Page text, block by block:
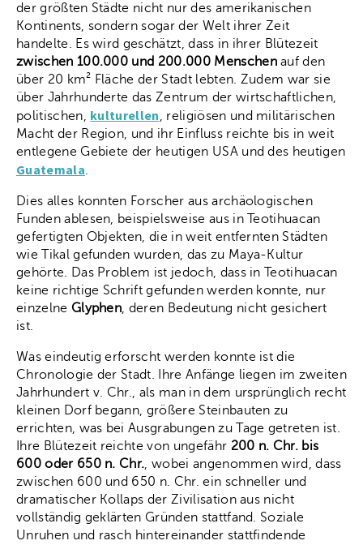
der größten Städte nicht nur des amerikanischen
Kontinents, sondern sogar der Welt ihrer Zeit
handelte. Es wird geschätzt, dass in ihrer Blütezeit
zwischen 100.000 und 200.000 Menschenauf den
über 20 km² Fläche der Stadt lebten. Zudem war sie
über Jahrhunderte das Zentrum der wirtschaftlichen,
politischen, kulturellen, religiösen und militärischen
Macht der Region, und ihr Einfluss reichte bis in weit
entlegene Gebiete der heutigen USA und des heutigen
Guatemala.
Dies alles konnten Forscher aus archäologischen
Funden ablesen, beispielsweise aus in Teotihuacan
gefertigten Objekten, die in weit entfernten Städten
wie Tikal gefunden wurden, das zu Maya-Kultur
gehörte. Das Problem ist jedoch, dass in Teotihuacan
keine richtige Schrift gefunden werden konnte, nur
einzelne Glyphen, deren Bedeutung nicht gesichert
ist.
Was eindeutig erforscht werden konnte ist die
Chronologie der Stadt. Ihre Anfänge liegen im zweiten
Jahrhundert v. Chr., als man in dem ursprünglich recht
kleinen Dorf begann, größere Steinbauten zu
errichten, was bei Ausgrabungen zu Tage getreten ist.
Ihre Blütezeit reichte von ungefähr 200 n. Chr. bis
600 oder 650 n. Chr., wobei angenommen wird, dass
zwischen 600 und 650 n. Chr. ein schneller und
dramatischer Kollaps der Zivilisation aus nicht
vollständig geklärten Gründen stattfand. Soziale
Unruhen und rasch hintereinander stattfindende